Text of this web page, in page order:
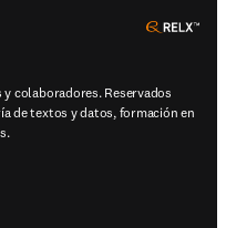
colaboradores. Reservados
de textos y datos, formación en